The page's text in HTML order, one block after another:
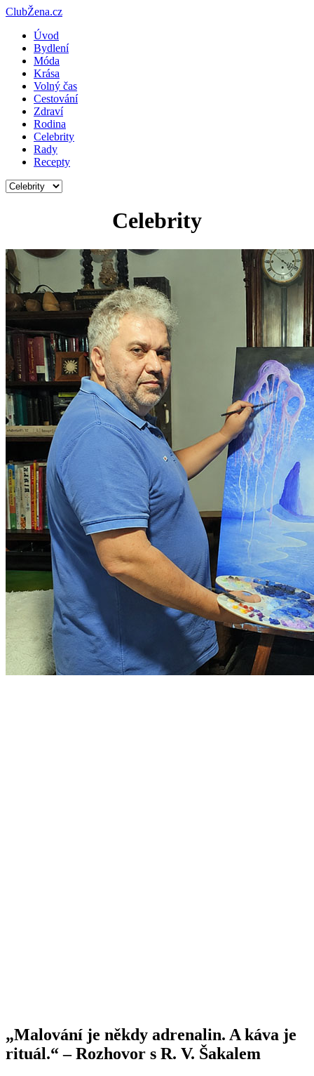
ClubŽena.cz
Úvod
Bydlení
Móda
Krása
Volný čas
Cestování
Zdraví
Rodina
Celebrity
Rady
Recepty
Celebrity
„Malování je někdy adrenalin. A káva je
rituál.“ – Rozhovor s R. V. Šakalem